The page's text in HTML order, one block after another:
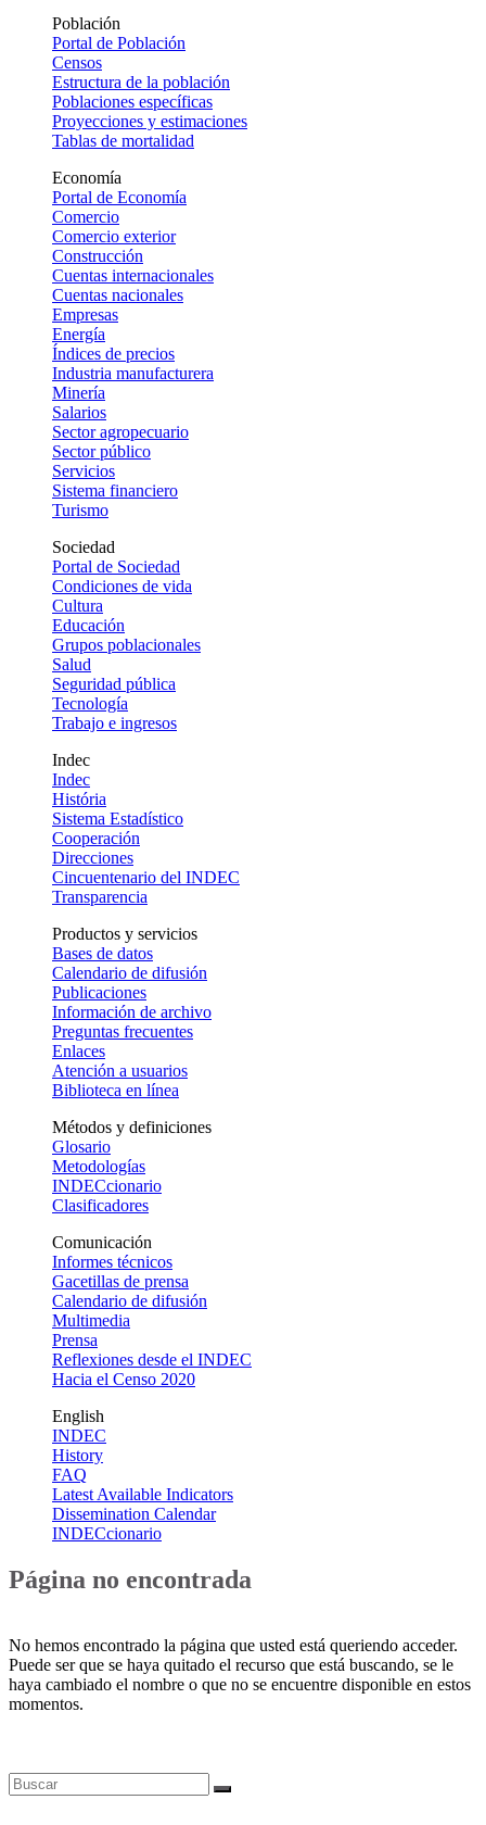
Población
Portal de Población
Censos
Estructura de la población
Poblaciones específicas
Proyecciones y estimaciones
Tablas de mortalidad
Economía
Portal de Economía
Comercio
Comercio exterior
Construcción
Cuentas internacionales
Cuentas nacionales
Empresas
Energía
Índices de precios
Industria manufacturera
Minería
Salarios
Sector agropecuario
Sector público
Servicios
Sistema financiero
Turismo
Sociedad
Portal de Sociedad
Condiciones de vida
Cultura
Educación
Grupos poblacionales
Salud
Seguridad pública
Tecnología
Trabajo e ingresos
Indec
Indec
História
Sistema Estadístico
Cooperación
Direcciones
Cincuentenario del INDEC
Transparencia
Productos y servicios
Bases de datos
Calendario de difusión
Publicaciones
Información de archivo
Preguntas frecuentes
Enlaces
Atención a usuarios
Biblioteca en línea
Métodos y definiciones
Glosario
Metodologías
INDECcionario
Clasificadores
Comunicación
Informes técnicos
Gacetillas de prensa
Calendario de difusión
Multimedia
Prensa
Reflexiones desde el INDEC
Hacia el Censo 2020
English
INDEC
History
FAQ
Latest Available Indicators
Dissemination Calendar
INDECcionario
Página no encontrada
No hemos encontrado la página que usted está queriendo acceder.
Puede ser que se haya quitado el recurso que está buscando, se le
haya cambiado el nombre o que no se encuentre disponible en estos
momentos.